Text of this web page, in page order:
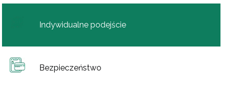
Indywidualne podejście
Bezpieczeństwo